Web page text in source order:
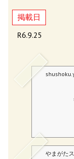
掲載日
R6.9.25
やまがた